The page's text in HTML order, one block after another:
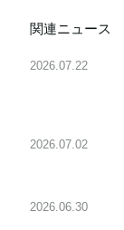
関連ニュース
2026.07.22
2026.07.02
2026.06.30